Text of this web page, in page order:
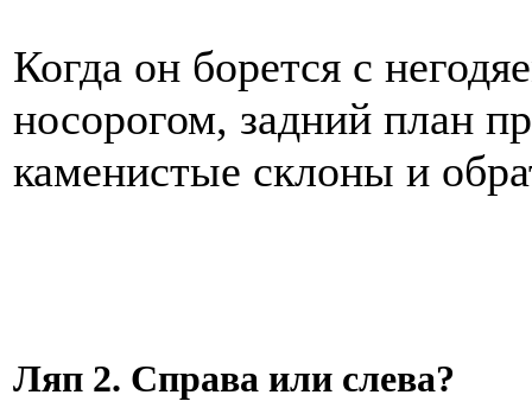
Когда он борется с
носорогом, задний план
каменистые склоны и
Ляп 2. Справа или слева?